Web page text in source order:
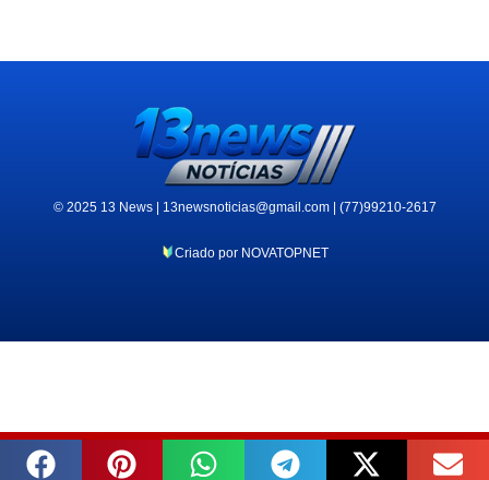
© 2025 13 News | 13newsnoticias@gmail.com | (77)99210-2617
Criado por NOVATOPNET